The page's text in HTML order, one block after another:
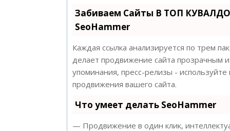
Забиваем Сайты В ТОП
SeoHammer
Каждая ссылка анализируется по трем
делает продвижение сайта прозрачным
упоминания, пресс-релизы -
продвижения вашего сайта.
Что умеет делать SeoHammer
— Продвижение в один клик,